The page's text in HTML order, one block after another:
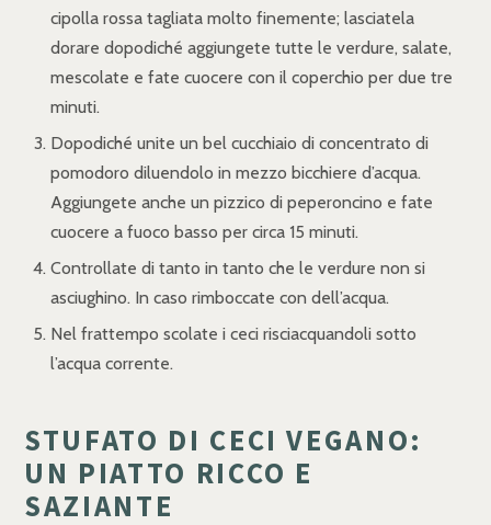
cipolla rossa tagliata molto finemente; lasciatela
dorare dopodiché aggiungete tutte le verdure, salate,
mescolate e fate cuocere con il coperchio per due tre
minuti.
Dopodiché unite un bel cucchiaio di concentrato di
pomodoro diluendolo in mezzo bicchiere d’acqua.
Aggiungete anche un pizzico di peperoncino e fate
cuocere a fuoco basso per circa 15 minuti.
Controllate di tanto in tanto che le verdure non si
asciughino. In caso rimboccate con dell’acqua.
Nel frattempo scolate i ceci risciacquandoli sotto
l’acqua corrente.
STUFATO DI CECI VEGANO:
UN PIATTO RICCO E
SAZIANTE